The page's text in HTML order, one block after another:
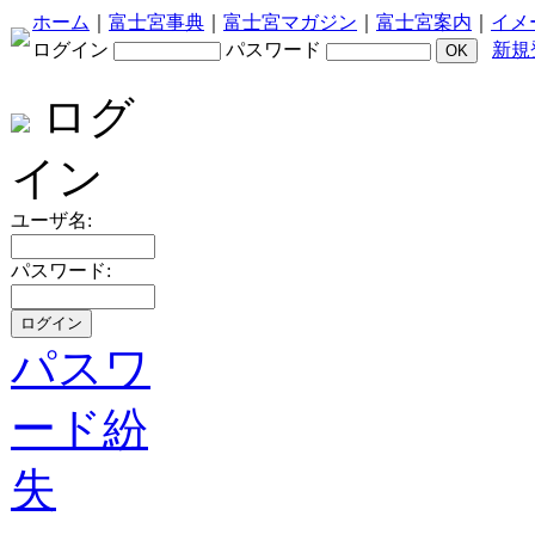
ホーム 富士宮事典 富士宮マガジン 富士宮案内
イメ
ログイン
パスワード 新規
ログ
イン
ユーザ名:
パスワード:
パスワ
ード紛
失